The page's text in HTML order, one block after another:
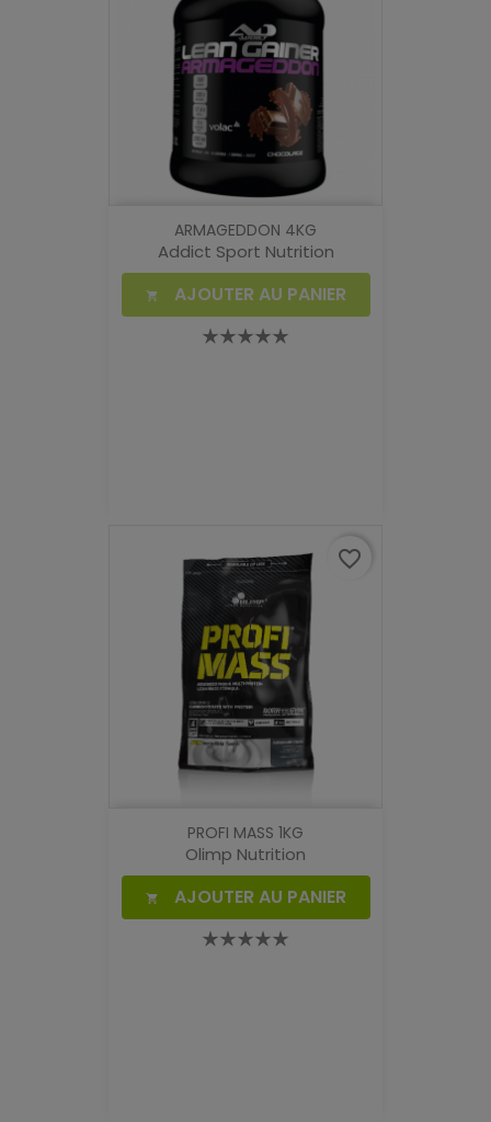
ARMAGEDDON 4KG
Addict Sport Nutrition
 AJOUTER AU PANIER
PROFI MASS 1KG
Olimp Nutrition
 AJOUTER AU PANIER
favorite_border